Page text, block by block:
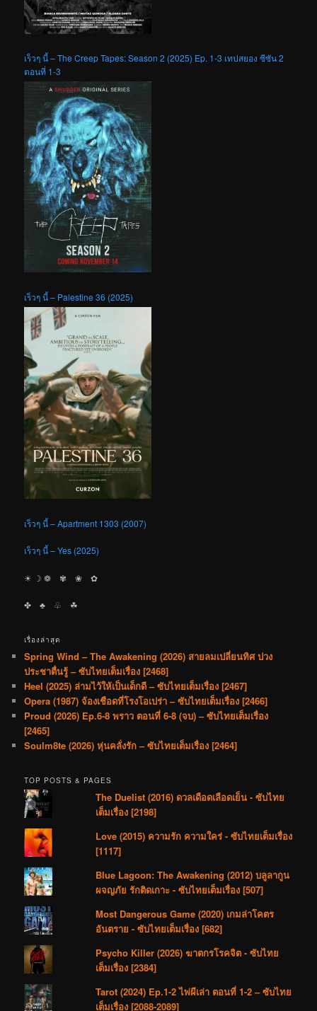
เร็วๆ นี้ – The Creep Tapes: Season 2 (2025) Ep. 1-3 เทปสยอง ซีซัน 2
ตอนที่ 1-3
เร็วๆ นี้ – Palestine 36 (2025)
เร็วๆ นี้ – Apartment 1303 (2007)
เร็วๆ นี้ – Yes (2025)
☀︎ ☽ ❁ ✾ ❀ ✿
✤ ♣︎ ♧ ☘︎
เรื่องล่าสุด
Spring Wind – The Awakening (2026) สายลมเปลี่ยนทิศ ปวง
ประชาตื่นรู้ – ซับไทยเต็มเรื่อง [2468]
Heel (2025) ล่ามไว้ให้เป็นเด็กดี – ซับไทยเต็มเรื่อง [2467]
Opera (1987) จ้องเชือดที่โรงโอเปร่า – ซับไทยเต็มเรื่อง [2466]
Proud (2026) Ep.6-8 พราว ตอนที่ 6-8 (จบ) – ซับไทยเต็มเรื่อง
[2465]
Soulm8te (2026) หุ่นคลั่งรัก – ซับไทยเต็มเรื่อง [2464]
TOP POSTS & PAGES
The Duelist (2016) ดวลเดือดเลือดเย็น - ซับไทย
เต็มเรื่อง [2198]
Love (2015) ความรัก ความใคร่ - ซับไทยเต็มเรื่อง
[1117]
Blue Lagoon: The Awakening (2012) บลูลากูน
ผจญภัย รักติดเกาะ - ซับไทยเต็มเรื่อง [507]
Most Dangerous Game (2020) เกมล่าโคตร
อันตราย - ซับไทยเต็มเรื่อง [682]
Psycho Killer (2026) ฆาตกรโรคจิต - ซับไทย
เต็มเรื่อง [2384]
Tarot (2024) Ep.1-2 ไพ่ผีเล่า ตอนที่ 1-2 – ซับไทย
เต็มเรื่อง [2088-2089]